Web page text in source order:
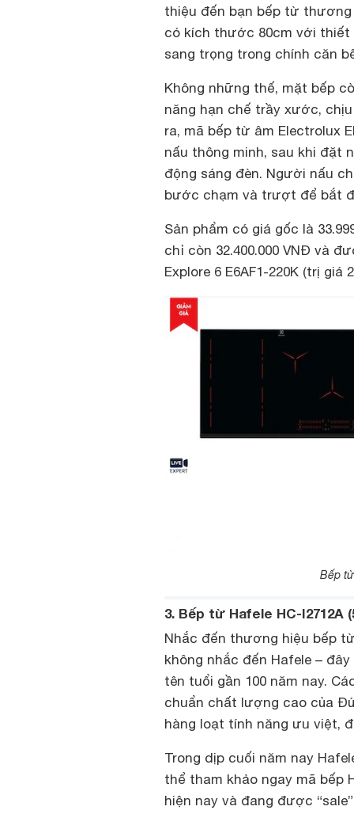
thiệu đến bạn bếp từ
có kích thước 80cm với thiết
sang trọng trong chính căn
Không những thế, mặt bếp
năng hạn chế trầy xước,
ra, mã bếp từ âm Electrolux
nấu thông minh, sau khi đặt
động sáng đèn. Người nấu
bước chạm và trượt để bắt
Sản phẩm có giá gốc là
chỉ còn 32.400.000 VNĐ và
Explore 6 E6AF1-220K (trị giá
Bếp
3. Bếp từ Hafele HC-I2712A
Nhắc đến thương hiệu bếp
không nhắc đến Hafele –
tên tuổi gần 100 năm nay.
chuẩn chất lượng cao của
hàng loạt tính năng ưu việt,
Trong dịp cuối năm nay
thể tham khảo ngay mã bếp
hiện nay và đang được